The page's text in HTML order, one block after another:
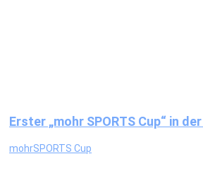
Erster „mohr SPORTS Cup“ in
mohrSPORTS Cup